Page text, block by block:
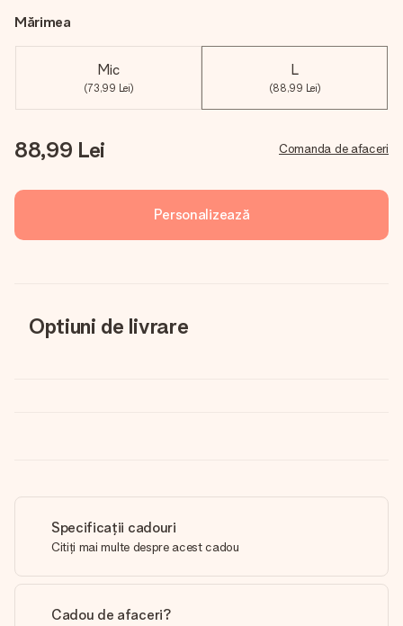
Mărimea
Mic
(73,99 Lei)
L
(88,99 Lei)
88,99 Lei Comanda de afaceri
Personalizează
Optiuni de livrare
Specificații cadouri
Citiți mai multe despre acest cadou
Cadou de afaceri?